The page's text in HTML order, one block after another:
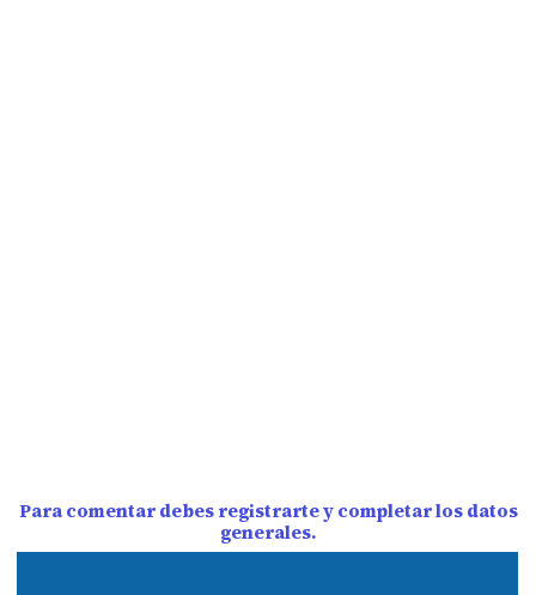
Para comentar debes registrarte y completar los datos
generales.